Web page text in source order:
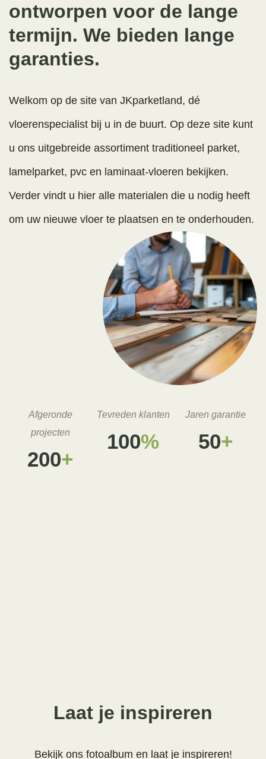
ontworpen voor de lange
termijn. We bieden lange
garanties.
Welkom op de site van JKparketland, dé
vloerenspecialist bij u in de buurt. Op deze site kunt
u ons uitgebreide assortiment traditioneel parket,
lamelparket, pvc en laminaat-vloeren bekijken.
Verder vindt u hier alle materialen die u nodig heeft
om uw nieuwe vloer te plaatsen en te onderhouden.
Afgeronde
projecten
200+
Tevreden klanten
100%
Jaren garantie
50+
Laat je inspireren
Bekijk ons fotoalbum en laat je inspireren!